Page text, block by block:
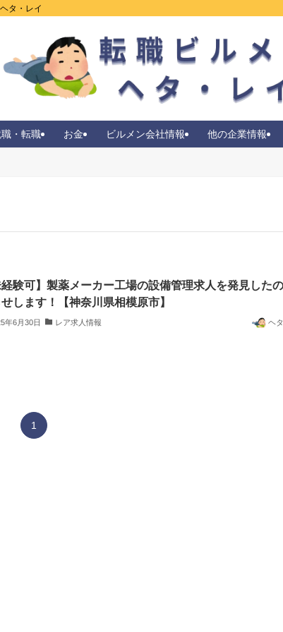
タ・レイ
・転職 お金 ビルメン会社情報 他の企業情報
験可】製薬メーカー工場の設備管理求人を発見した
します！【神奈川県相模原市】
年6月30日 レア求人情報 ヘ
1